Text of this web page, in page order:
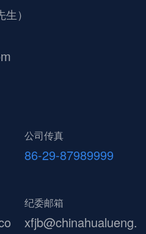
纪委邮箱
xfjb@chinahualueng.
生）
公司传真
86-29-87989999